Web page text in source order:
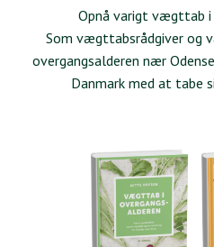
Opnå varigt vægttab i
Som vægttabsrådgiver og
overgangsalderen nær
Danmark med at tabe